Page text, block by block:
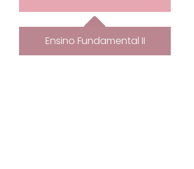
Ensino Fundamental II